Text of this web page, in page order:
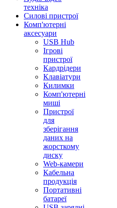
техніка
Силові пристрої
Комп'ютерні
аксесуари
USB Hub
Ігрові
пристрої
Кардрідери
Клавіатури
Килимки
Комп'ютерні
миші
Пристрої
для
зберігання
даних на
жорсткому
диску
Web-камери
Кабельна
продукція
Портативні
батареї